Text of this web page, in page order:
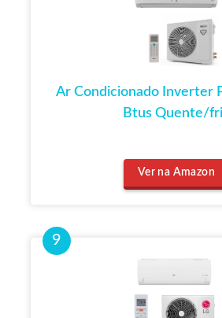
Ar Condicionado Inverter
Btus Quente/
Ver na Amazon